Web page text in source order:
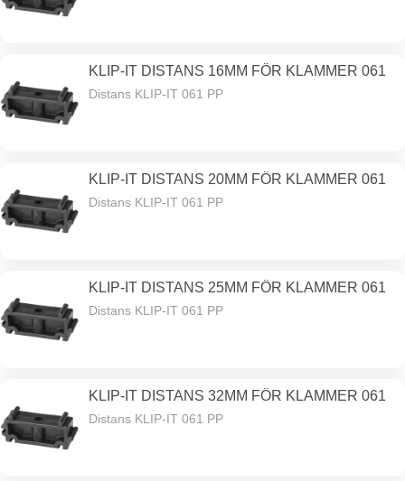
KLIP-IT DISTANS 16MM FÖR KLAMMER 061
Distans KLIP-IT 061 PP
KLIP-IT DISTANS 20MM FÖR KLAMMER 061
Distans KLIP-IT 061 PP
KLIP-IT DISTANS 25MM FÖR KLAMMER 061
Distans KLIP-IT 061 PP
KLIP-IT DISTANS 32MM FÖR KLAMMER 061
Distans KLIP-IT 061 PP